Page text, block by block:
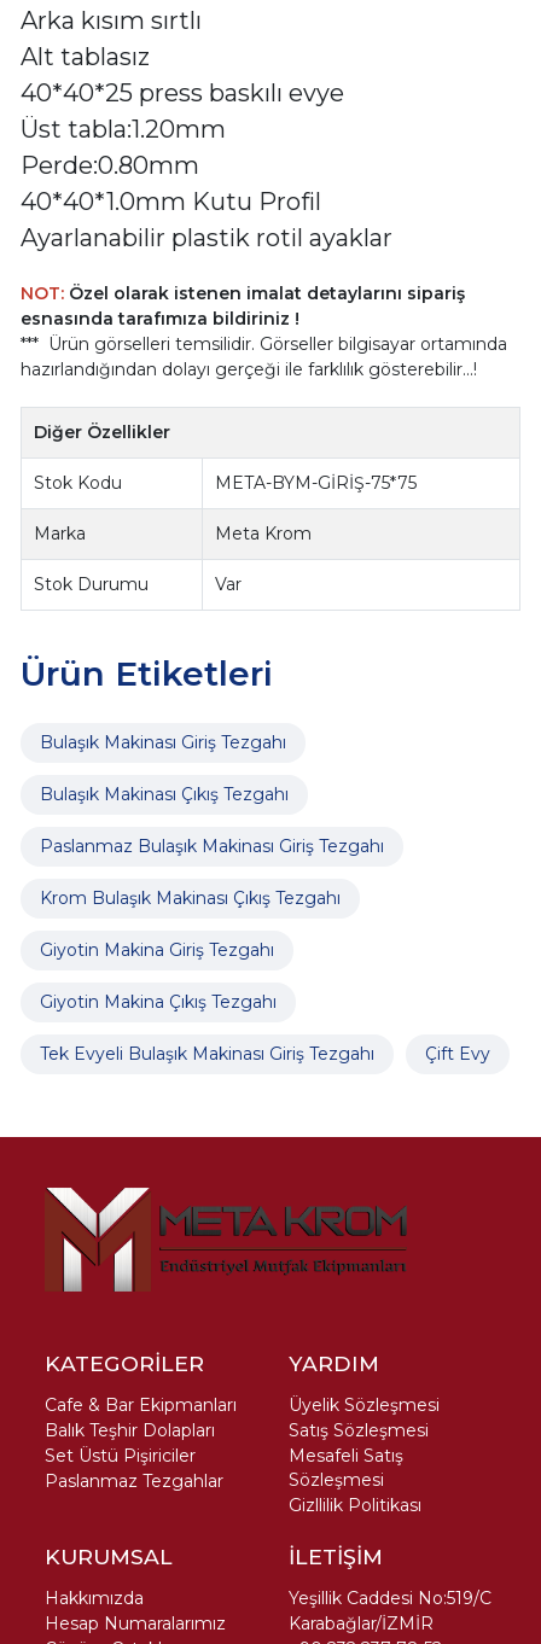
Arka kısım sırtlı
Alt tablasız
40*40*25 press baskılı evye
Üst tabla:1.20mm
Perde:0.80mm
40*40*1.0mm Kutu Profil
Ayarlanabilir plastik rotil ayaklar
NOT:Özel olarak istenen imalat detaylarını sipariş
esnasında tarafımıza bildiriniz !
*** Ürün görselleri temsilidir. Görseller bilgisayar ortamında
hazırlandığından dolayı gerçeği ile farklılık gösterebilir...!
Diğer Özellikler
Stok Kodu META-BYM-GİRİŞ-75*75
Marka Meta Krom
Stok Durumu Var
Ürün Etiketleri
Bulaşık Makinası Giriş Tezgahı
Bulaşık Makinası Çıkış Tezgahı
Paslanmaz Bulaşık Makinası Giriş Tezgahı
Krom Bulaşık Makinası Çıkış Tezgahı
Giyotin Makina Giriş Tezgahı
Giyotin Makina Çıkış Tezgahı
Tek Evyeli Bulaşık Makinası Giriş Tezgahı Çift Evy
KATEGORİLER
Cafe & Bar Ekipmanları
Balık Teşhir Dolapları
Set Üstü Pişiriciler
Paslanmaz Tezgahlar
YARDIM
Üyelik Sözleşmesi
Satış Sözleşmesi
Mesafeli Satış
Sözleşmesi
Gizllilik Politikası
KURUMSAL
Hakkımızda
Hesap Numaralarımız
İLETİŞİM
Yeşillik Caddesi No:519/C
Karabağlar/İZMİR